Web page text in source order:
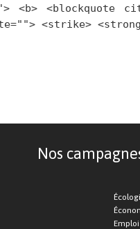
<b> <blockquote
<strike>
Nos
Emploi